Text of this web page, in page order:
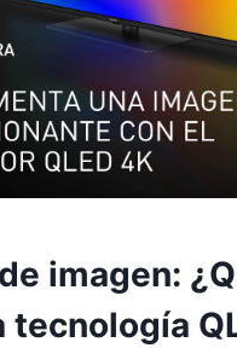
imagen:
tecnología